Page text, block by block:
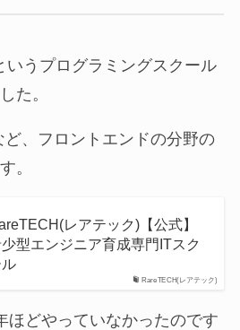
いうプログラミングスクール
た。
、フロントエンドの分野の
。
RareTECH(レアテック)
レアテック)【公式】
型エンジニア育成専門ITスク
ほどやっていなかったのです